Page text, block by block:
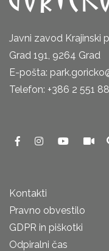
Javni zavod Krajinski
Grad 191, 9264 Grad
E-pošta:
Telefon: +386 2 551
Kontakti
Pravno obvestilo
GDPR in piškotki
Odpiralni čas